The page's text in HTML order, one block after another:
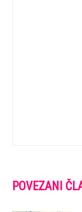
POVEZANI